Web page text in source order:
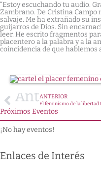
“Estoy escuchando tu audio.
Zambrano. De Cristina Campo
salvaje. Me ha extrañado su
guijarros de Dios. Sin
leer. He escrito fragmentos
placentero a la palabra y a la
coincidencia de que hablemos
AntANTERIOR
El feminismo de la libertad
Próximos Eventos
¡No hay eventos!
Enlaces de Interés